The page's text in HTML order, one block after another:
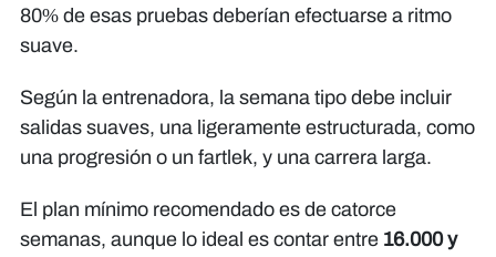
80% de esas pruebas deberían efectuarse a ritmo
suave.
Según la entrenadora, la semana tipo debe incluir
salidas suaves, una ligeramente estructurada, como
una progresión o un fartlek, y una carrera larga.
El plan mínimo recomendado es de catorce
semanas, aunque lo ideal es contar entre 16.000 y